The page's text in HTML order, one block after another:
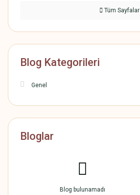
Tüm Sayfalar
Blog Kategorileri
Genel
Bloglar
Blog bulunamadı